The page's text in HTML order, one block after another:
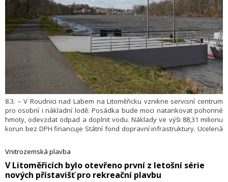
8.3. – V Roudnici nad Labem na Litoměřicku vznikne servisní centrum
pro osobní i nákladní lodě. Posádka bude moci natankovat pohonné
hmoty, odevzdat odpad a doplnit vodu. Náklady ve výši 88,31 milionu
korun bez DPH financuje Státní fond dopravní infrastruktury. Ucelená
bude první, řekl včera ředitel Ředitelství vodních cest (ŘVC)
Lubomír Fojtů.
Vnitrozemská plavba
V Litoměřicích bylo otevřeno první z letošní série
nových přístavišť pro rekreační plavbu